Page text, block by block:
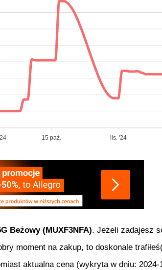
15 paź. lis. '24
Beżowy (MUXF3NFA). Jeżeli zadajesz
moment na zakup, to doskonale
aktualna cena (wykryta w dniu: 2024-